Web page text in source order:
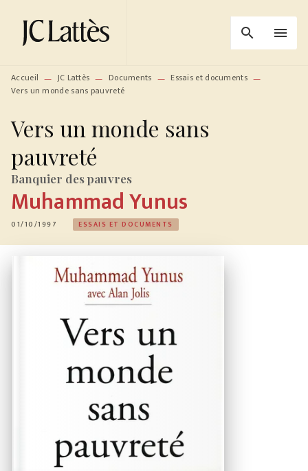
MENU RECHERCHE
PIED DE PAGE
search menu
Accueil — JC Lattès — Documents — Essais et documents —
Vers un monde sans pauvreté
Vers un monde sans
pauvreté
Banquier des pauvres
Muhammad Yunus
01/10/1997 ESSAIS ET DOCUMENTS